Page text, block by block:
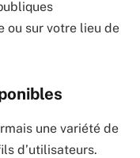
ou sur votre lieu de
une variété de
d’utilisateurs.